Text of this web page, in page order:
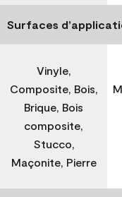
Surfaces
Vinyle,
Composite, Bois,
Brique, Bois
composite,
Stucco,
Maçonite, Pierre